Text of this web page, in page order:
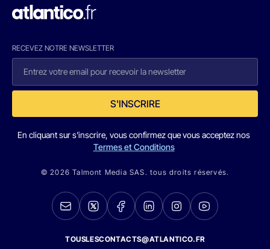
RECEVEZ NOTRE NEWSLETTER
S'INSCRIRE
En cliquant sur s'inscrire, vous confirmez que vous acceptez nos
Termes et Conditions
© 2026 Talmont Media SAS. tous droits réservés.
TOUSLESCONTACTS@ATLANTICO.FR